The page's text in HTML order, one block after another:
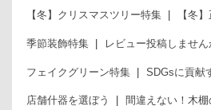
【冬】クリスマスツリー特集 【冬
季節装飾特集 レビュー投稿しません
フェイクグリーン特集 SDGsに貢献
店舗什器を選ぼう 間違えない！木